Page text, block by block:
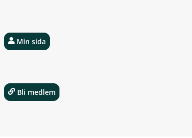
Min sida
Bli medlem